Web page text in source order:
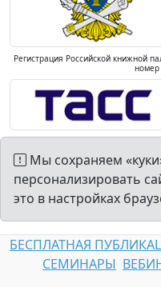
Регистрация Российской книжной
номер
Мы сохраняем
персонализировать
это в настройках
БЕСПЛАТНАЯ
СЕМИНАРЫ